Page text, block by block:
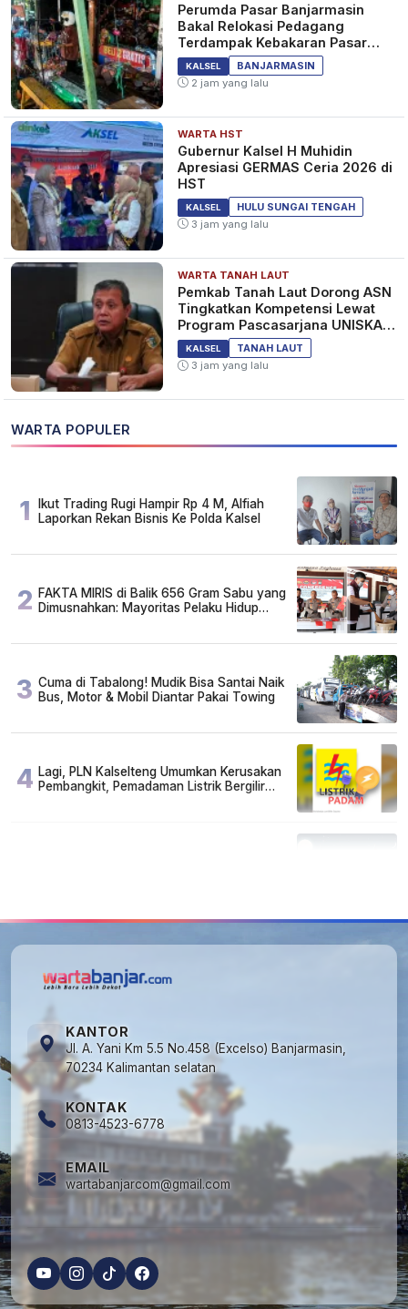
Perumda Pasar Banjarmasin
Bakal Relokasi Pedagang
Terdampak Kebakaran Pasar
Teluk Dalam
KALSEL
BANJARMASIN
2 jam yang lalu
WARTA HST
Gubernur Kalsel H Muhidin
Apresiasi GERMAS Ceria 2026 di
HST
KALSEL
HULU SUNGAI TENGAH
3 jam yang lalu
WARTA TANAH LAUT
Pemkab Tanah Laut Dorong ASN
Tingkatkan Kompetensi Lewat
Program Pascasarjana UNISKA
MAB Banjarmasin
KALSEL
TANAH LAUT
3 jam yang lalu
WARTA POPULER
1
Ikut Trading Rugi Hampir Rp 4 M, Alfiah
Laporkan Rekan Bisnis Ke Polda Kalsel
2 FAKTA MIRIS di Balik 656 Gram Sabu yang
Dimusnahkan: Mayoritas Pelaku Hidup
3 Cuma di Tabalong! Mudik Bisa Santai Naik
Bus, Motor & Mobil Diantar Pakai Towing
4 Lagi, PLN Kalselteng Umumkan Kerusakan
Pembangkit, Pemadaman Listrik Bergilir
KANTOR
Jl. A. Yani Km 5.5 No.458 (Excelso) Banjarmasin,
70234 Kalimantan selatan
KONTAK
0813-4523-6778
EMAIL
wartabanjarcom@gmail.com